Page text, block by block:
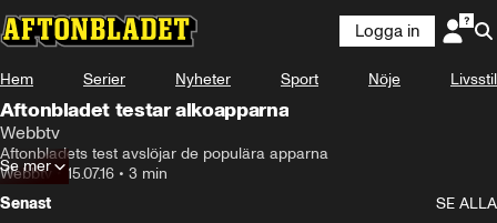
Logga in
Hem Serier Nyheter Sport Nöje Livsstil
Aftonbladet testar alkoapparna
Webbtv
Aftonbladets test avslöjar de populära apparna
Webbtv • 15.07.16 • 3 min
Se mer
Senast
SE ALLA